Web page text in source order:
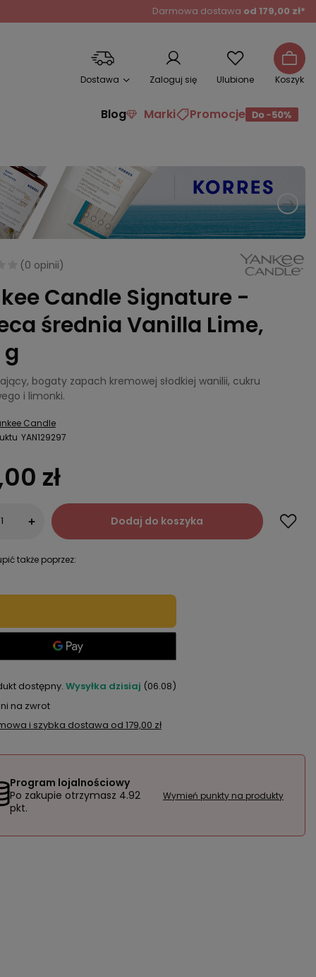
Darmowa dostawa od 179,00 zł*
Dostawa Zaloguj się Ulubione Koszyk
Blog Marki Promocje
(0 opinii)
Candle Signature -
średnia Vanilla Lime,
bogaty zapach kremowej słodkiej wanilii, cukru
i limonki.
Candle
YAN129297
zł
+ Dodaj do koszyka
także poprzez:
dostępny Wysyłka dzisiaj (06.08)
na zwrot
i szybka dostawa od 179,00 zł
Program lojalnościowy
Po zakupie otrzymasz 4.92
pkt.
Wymień punkty na produkty